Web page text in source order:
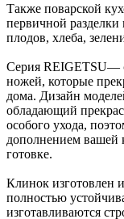
Также поварской
первичной
плодов, хлеба,
Серия REIGETSU—
ножей, которые
дома. Дизайн
обладающий
особого ухода,
дополнением
готовке.
Клинок изготовлен
полностью
изготавливаются